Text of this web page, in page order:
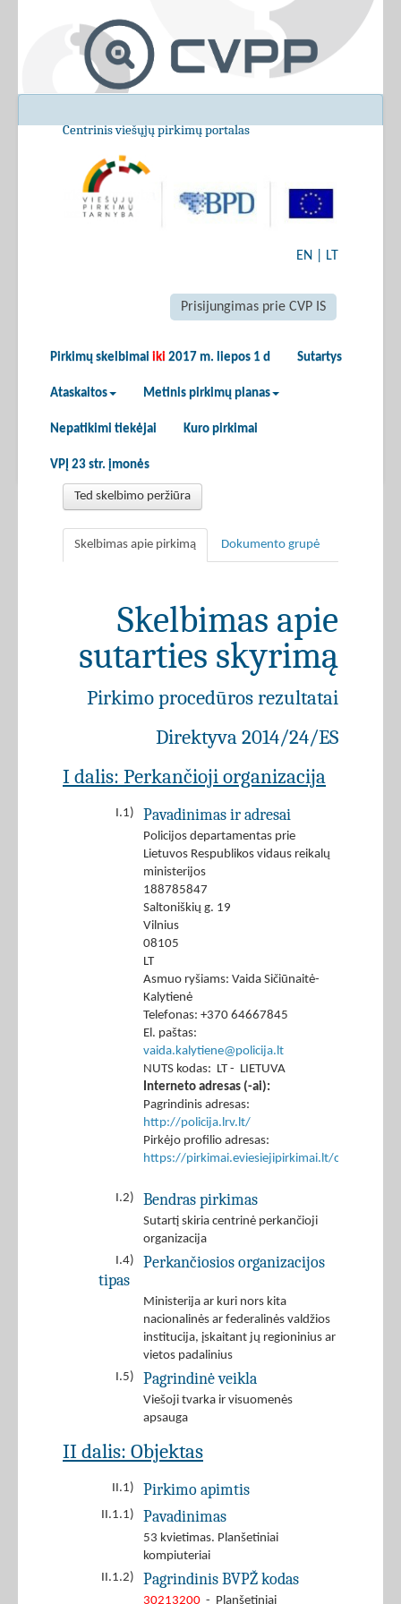
Centrinis viešųjų pirkimų portalas
EN LT
Prisijungimas prie CVP IS
Pirkimų skelbimai iki 2017 m. liepos 1 d Sutartys
Ataskaitos Metinis pirkimų planas
Nepatikimi tiekėjai Kuro pirkimai
VPĮ 23 str. įmonės
Ted skelbimo peržiūra
Skelbimas apie pirkimą Dokumento grupė
Skelbimas apie
sutarties skyrimą
Pirkimo procedūros rezultatai
Direktyva 2014/24/ES
I dalis: Perkančioji organizacija
I.1) Pavadinimas ir adresai
Policijos departamentas prie
Lietuvos Respublikos vidaus reikalų
ministerijos
188785847
Saltoniškių g. 19
Vilnius
08105
LT
Asmuo ryšiams: Vaida Sičiūnaitė-
Kalytienė
Telefonas: +370 64667845
El. paštas:
vaida.kalytiene@policija.lt
NUTS kodas: LT - LIETUVA
Interneto adresas (-ai):
Pagrindinis adresas:
http://policija.lrv.lt/
Pirkėjo profilio adresas:
https://pirkimai.eviesiejipirkimai.lt/ctm/
I.2) Bendras pirkimas
Sutartį skiria centrinė perkančioji
organizacija
I.4)
Perkančiosios organizacijos
tipas
Ministerija ar kuri nors kita
nacionalinės ar federalinės valdžios
institucija, įskaitant jų regioninius ar
vietos padalinius
I.5)
Pagrindinė veikla
Viešoji tvarka ir visuomenės
apsauga
II dalis: Objektas
II.1) Pirkimo apimtis
II.1.1) Pavadinimas
53 kvietimas. Planšetiniai
kompiuteriai
II.1.2)
Pagrindinis BVPŽ kodas
30213200 - Planšetiniai